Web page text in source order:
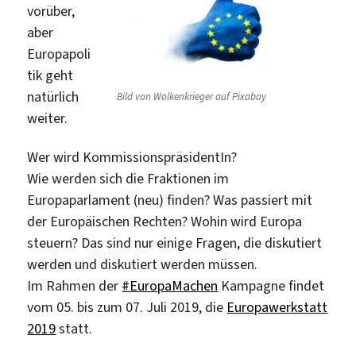
Bild von Wolkenkrieger auf Pixabay
vorüber,
aber
Europapoli
tik geht
natürlich
weiter.
Wer wird KommissionspräsidentIn?
Wie werden sich die Fraktionen im
Europaparlament (neu) finden? Was passiert mit
der Europäischen Rechten? Wohin wird Europa
steuern? Das sind nur einige Fragen, die diskutiert
werden und diskutiert werden müssen.
Im Rahmen der #EuropaMachen Kampagne findet
vom 05. bis zum 07. Juli 2019, die Europawerkstatt
2019statt.